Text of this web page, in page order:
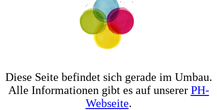
Diese Seite befindet sich gerade im Umbau.
Alle Informationen gibt es auf unserer PH-
Webseite.